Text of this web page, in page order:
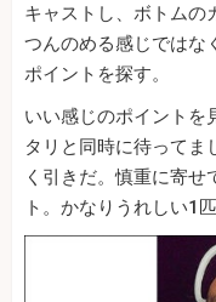
キャストし、ボトムの
つんのめる感じではな
ポイントを探す。
いい感じのポイントを
タリと同時に待ってま
く引きだ。慎重に寄
ト。かなりうれしい1匹